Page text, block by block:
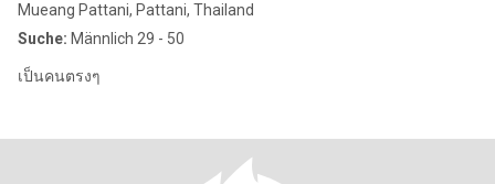
Mueang Pattani, Pattani, Thailand
Suche: Männlich 29 - 50
เป็นคนตรงๆ